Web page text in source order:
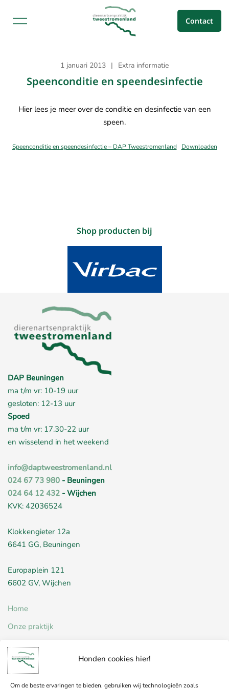
Honden cookies hier!
Om de beste ervaringen te bieden, gebruiken wij technologieën zoals
naar
Tweestromenland
Contact
1 januari 2013 Extra informatie
Speenconditie en speendesinfectie
Hier lees je meer over de conditie en desinfectie van een
speen.
Speenconditie en speendesinfectie – DAP Tweestromenland Downloaden
Shop producten bij
DAP Beuningen
ma t/m vr: 10-19 uur
gesloten: 12-13 uur
Spoed
ma t/m vr: 17.30-22 uur
en wisselend in het weekend
info@daptweestromenland.nl
024 67 73 980 - Beuningen
024 64 12 432 - Wijchen
KVK: 42036524
Klokkengieter 12a
6641 GG, Beuningen
Europaplein 121
6602 GV, Wijchen
Home
Onze praktijk
Werken bij